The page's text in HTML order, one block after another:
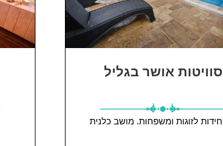
סוויטות אושר בגליל
לזוגות ומשפחות. מושב כלנית